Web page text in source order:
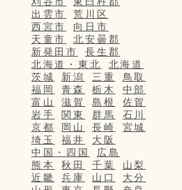
出雲市
荒川区
西宮市
向日市
天童市
北安曇郡
新発田市
長生郡
北海道・東北
北海道
茨城
新潟 三重
鳥取
福岡
青森 栃木
中部
富山
滋賀 島根
佐賀
岩手
関東 群馬
石川
京都
岡山 長崎
宮城
埼玉
福井
大阪
中国・四国
広島
熊本
秋田 千葉
山梨
近畿
兵庫 山口
大分